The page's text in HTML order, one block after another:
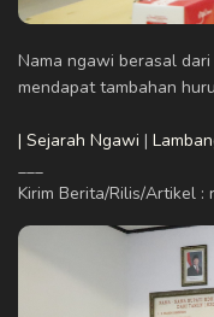
Nama ngawi berasal
mendapat tambahan
| Sejarah Ngawi |
___
Kirim Berita/Rilis/Artikel :